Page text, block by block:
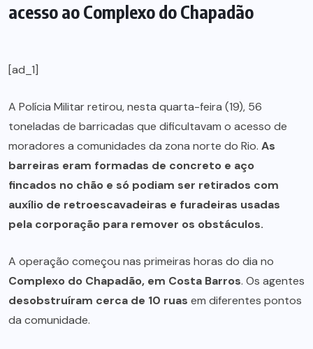
acesso ao Complexo do Chapadão
[ad_1]
A Polícia Militar retirou, nesta quarta-feira (19), 56
toneladas de barricadas que dificultavam o acesso de
moradores a comunidades da zona norte do Rio. As
barreiras eram formadas de concreto e aço
fincados no chão e só podiam ser retirados com
auxílio de retroescavadeiras e furadeiras usadas
pela corporação para remover os obstáculos.
A operação começou nas primeiras horas do dia no
Complexo do Chapadão, em Costa Barros. Os agentes
desobstruíram cerca de 10 ruas em diferentes pontos
da comunidade.